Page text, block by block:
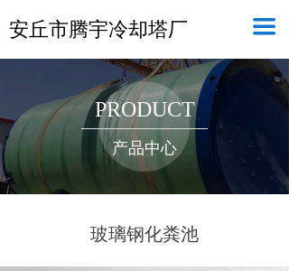
끀
安丘市腾宇冷却塔厂
PRODUCT
产品中心
玻璃钢化粪池